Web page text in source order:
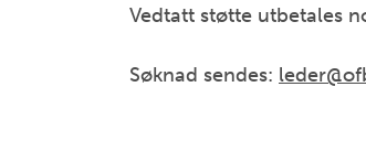
Vedtatt støtte utbetales
Søknad sendes: